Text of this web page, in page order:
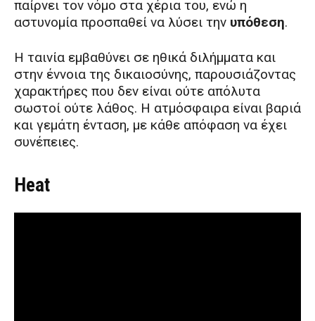
παίρνει τον νόμο στα χέρια του, ενώ η
αστυνομία προσπαθεί να λύσει την υπόθεση.
Η ταινία εμβαθύνει σε ηθικά διλήμματα και
στην έννοια της δικαιοσύνης, παρουσιάζοντας
χαρακτήρες που δεν είναι ούτε απόλυτα
σωστοί ούτε λάθος. Η ατμόσφαιρα είναι βαριά
και γεμάτη ένταση, με κάθε απόφαση να έχει
συνέπειες.
Heat